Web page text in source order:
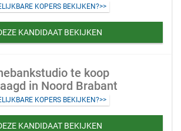
KOPERS BEKIJKEN?>>
KANDIDAAT BEKIJKEN
te koop
in Noord Brabant
KOPERS BEKIJKEN?>>
KANDIDAAT BEKIJKEN